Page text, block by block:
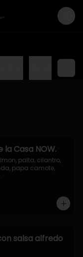
Login
la Casa NOW.
palta, cilantro,
papa camote,
salsa alfredo